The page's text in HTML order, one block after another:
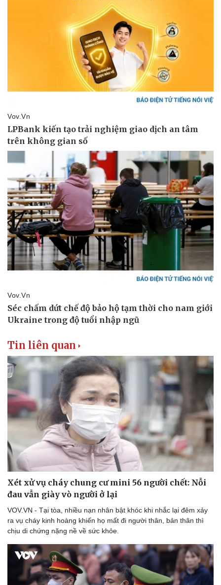
Thể thao
Bóng đá
Lịch thi đấu bóng đá
Ô tô - Xe máy
Ô tô
Xe máy
Tin liên quan
Xét xử vụ cháy chung cư mini 56 người chết: Nỗi
đau vẫn giày vò người ở lại
VOV.VN - Tại tòa, nhiều nạn nhân bật khóc khi nhắc lại đêm xảy
ra vụ cháy kinh hoàng khiến họ mất đi người thân, bản thân thì
chịu di chứng nặng nề về sức khỏe.